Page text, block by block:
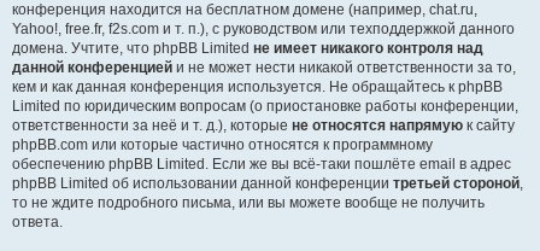
конференция находится на бесплатном домене (например, chat.ru,
Yahoo!, free.fr, f2s.com и т. п.), с руководством или техподдержкой данного
домена. Учтите, что phpBB Limited не имеет никакого контроля над
данной конференцией и не может нести никакой ответственности за то,
кем и как данная конференция используется. Не обращайтесь к phpBB
Limited по юридическим вопросам (о приостановке работы конференции,
ответственности за неё и т. д.), которые не относятся напрямую к сайту
phpBB.com или которые частично относятся к программному
обеспечению phpBB Limited. Если же вы всё-таки пошлёте email в адрес
phpBB Limited об использовании данной конференции третьей стороной,
то не ждите подробного письма, или вы можете вообще не получить
ответа.